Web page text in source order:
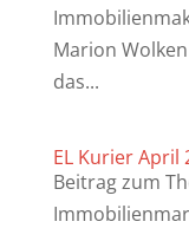
Marion
das...
EL Kurier April
Beitrag zum